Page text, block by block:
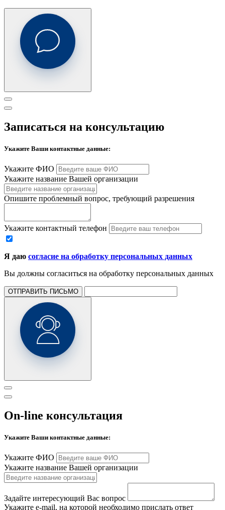
Записаться на консультацию
Укажите Ваши контактные данные:
Укажите ФИО
Укажите название Вашей организации
Опишите проблемный вопрос, требующий разрешения
Укажите контактный телефон
Я даю согласие на обработку персональных данных
Вы должны согласиться на обработку персональных данных
ОТПРАВИТЬ ПИСЬМО
On-line консультация
Укажите Ваши контактные данные:
Укажите ФИО
Укажите название Вашей организации
Задайте интересующий Вас вопрос
Укажите e-mail, на которой необходимо прислать ответ